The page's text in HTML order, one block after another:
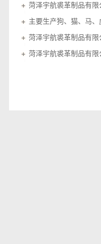
菏泽宇航裘革制品有
菏泽宇航裘革制品有限
菏泽宇航裘革制品有限